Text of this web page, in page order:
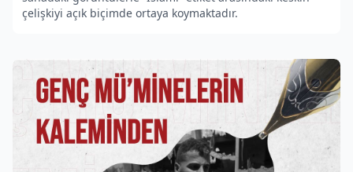
çelişkiyi açık biçimde ortaya koymaktadır.